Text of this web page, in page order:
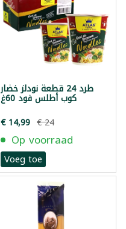
طرد 24 قطعة نودلز خضار
كوب أطلس فود 60غ
€ 14,99 € 24
Op voorraad
Voeg toe